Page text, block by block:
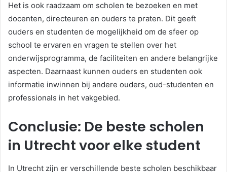
Het is ook raadzaam om scholen te bezoeken en met
docenten, directeuren en ouders te praten. Dit geeft
ouders en studenten de mogelijkheid om de sfeer op
school te ervaren en vragen te stellen over het
onderwijsprogramma, de faciliteiten en andere belangrijke
aspecten. Daarnaast kunnen ouders en studenten ook
informatie inwinnen bij andere ouders, oud-studenten en
professionals in het vakgebied.
Conclusie: De beste scholen
in Utrecht voor elke student
In Utrecht zijn er verschillende beste scholen beschikbaar